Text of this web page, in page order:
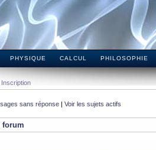
PHYSIQUE CALCUL PHILOSOPHIE
Inscription
sans réponse | Voir les sujets actifs
forum